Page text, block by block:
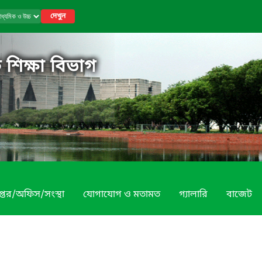
দেখুন
বিভাগ
অফিস/সংস্থা যোগাযোগ ও মতামত গ্যালারি বাজেট